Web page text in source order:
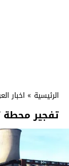
الرئيسية » اخبار
تفجير محطة